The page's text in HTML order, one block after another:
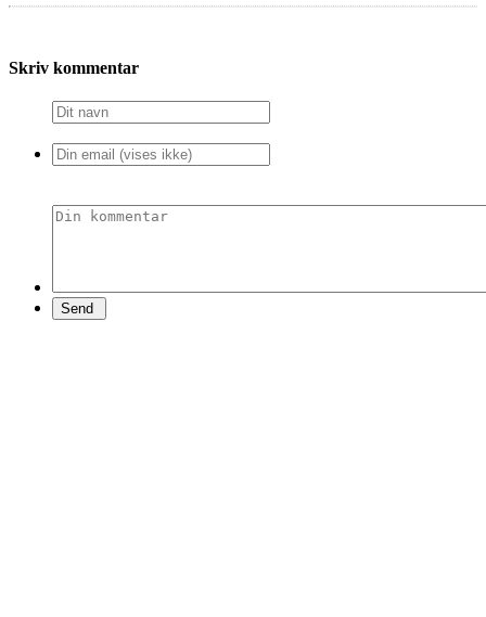
Skriv kommentar